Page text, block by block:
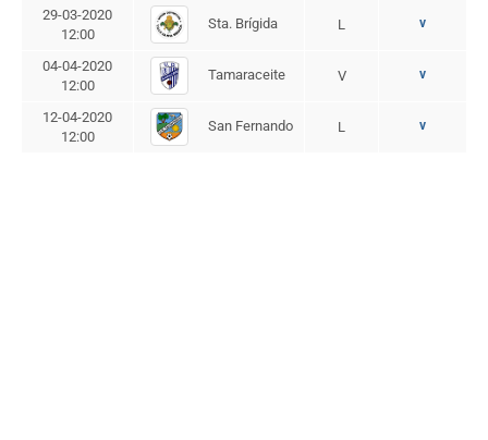
29-03-2020
12:00
Sta. Brígida L v
04-04-2020
12:00
Tamaraceite V v
12-04-2020
12:00
San Fernando L v